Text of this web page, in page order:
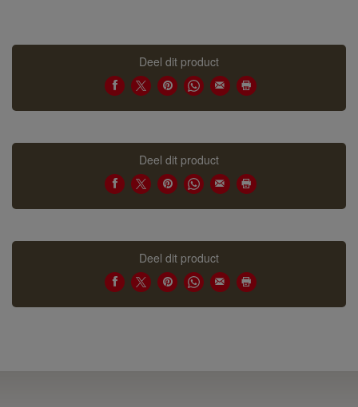
Deel dit product
Deel dit product
Deel dit product